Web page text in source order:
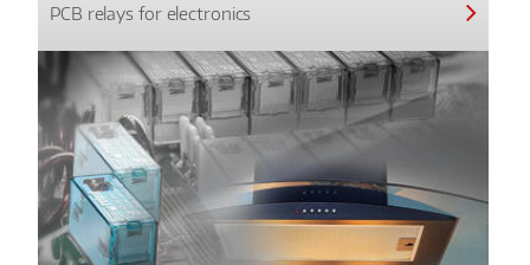
PCB relays for electronics